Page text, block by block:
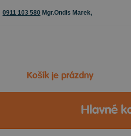
0911 103 580 Mgr.Ondis Marek,
Košík je prázdny
Hlavné